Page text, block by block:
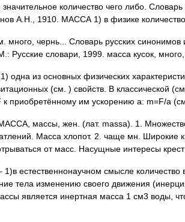
количество чего либо.
А.Н., 1910. МАССА 1) в физике
много, чернь... Словарь русских
Русские словари, 1999. масса кусок,
одна из основных физических
(см. ) свойств. В классической
к приобретённому им ускорению а: m=F/а
массы, жен. (лат. massa). 1.
Масса хлопот. 2. чаще мн. Широкие
от масс. Насущные интересы
естественнонаучном смысле количество
тела изменению своего движения
является инертная масса 1 см3 воды,